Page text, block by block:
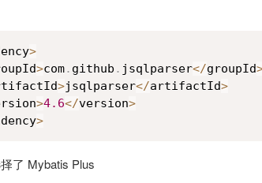
>
>com. github . jsqlparser</groupId
>jsqlparser</artifactId>
>4.6</version>
>
了 Mybatis Plus